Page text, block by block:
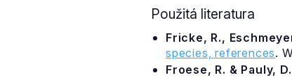
Použitá literatura
Fricke, R.,
species, references.
Froese, R. & Pauly,